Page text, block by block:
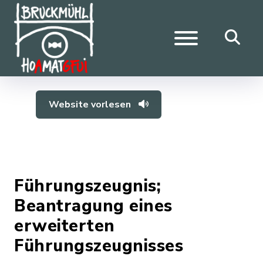
Website vorlesen
Führungszeugnis;
Beantragung eines
erweiterten
Führungszeugnisses